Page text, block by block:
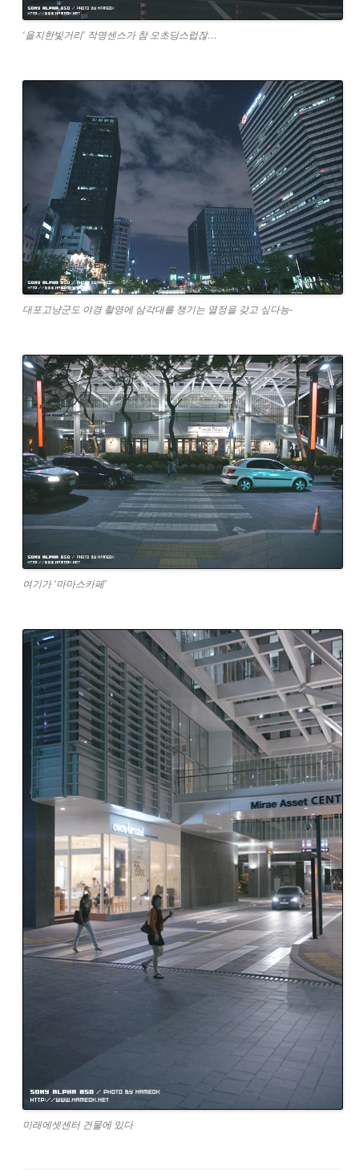
‘을지한빛거리’ 작명센스가 참 오초딩스럽잖…
대포고냥군도 야경 촬영에 삼각대를 챙기는 열정을 갖고 싶다능-
여기가 ‘마마스카페’
미래에셋센터 건물에 있다